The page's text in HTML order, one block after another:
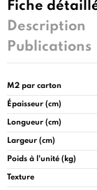
Fiche
Description
Publications
M2 par carton
Épaisseur (cm)
Longueur (cm)
Largeur (cm)
Poids à l'unité (kg)
Texture